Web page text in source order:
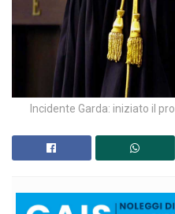
Incidente Garda: iniziato il